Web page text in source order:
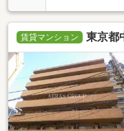
賃貸マンション 東京都